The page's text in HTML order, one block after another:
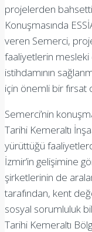
projelerden
Konuşmasında
veren Semerci,
faaliyetlerin
istihdamının
için önemli bir fırsat
Semerci’nin
Tarihi Kemeraltı
yürüttüğü
İzmir’in gelişimine
şirketlerinin de
tarafından, kent
sosyal sorumluluk
Tarihi Kemeraltı